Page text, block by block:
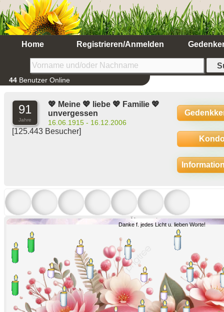
Home Registrieren/Anmelden
44 Benutzer Online
91
Jahre
💖 Meine 💖 liebe 💖 Familie 💖
unvergessen
16.06.1915 - 16.12.2006
[125.443 Besucher]
Ältere anzeigen
Danke f. jedes Licht u. lieben Worte!